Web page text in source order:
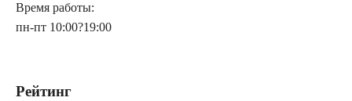
Время работы:
пн-пт 10:00?19:00
Рейтинг